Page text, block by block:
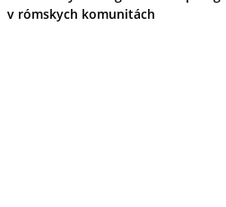
v rómskych komunitách